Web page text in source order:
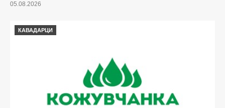
05.08.2026
КАВАДАРЦИ